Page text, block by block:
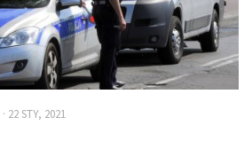
· 22 STY, 2021